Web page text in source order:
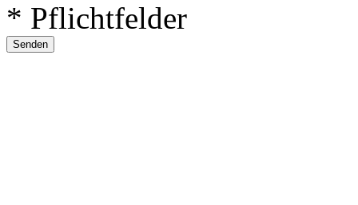
* Pflichtfelder
Senden